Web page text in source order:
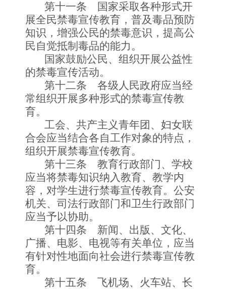
第十一条 国家采取各种形式开
展全民禁毒宣传教育，普及毒品预防
知识，增强公民的禁毒意识，提高公
民自觉抵制毒品的能力。
国家鼓励公民、组织开展公益性
的禁毒宣传活动。
第十二条 各级人民政府应当经
常组织开展多种形式的禁毒宣传教
育。
工会、共产主义青年团、妇女联
合会应当结合各自工作对象的特点，
组织开展禁毒宣传教育。
第十三条 教育行政部门、学校
应当将禁毒知识纳入教育、教学内
容，对学生进行禁毒宣传教育。公安
机关、司法行政部门和卫生行政部门
应当予以协助。
第十四条 新闻、出版、文化、
广播、电影、电视等有关单位，应当
有针对性地面向社会进行禁毒宣传教
育。
第十五条 飞机场、火车站、长